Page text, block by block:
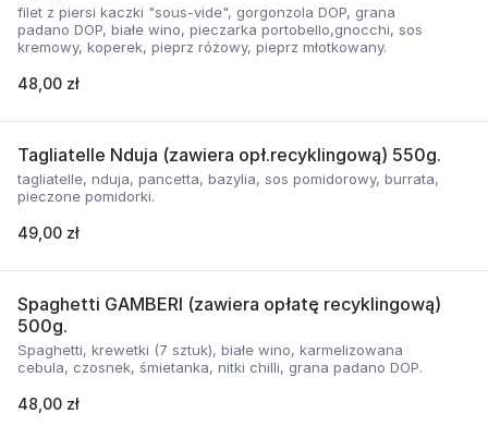
filet z piersi kaczki "sous-vide", gorgonzola DOP, grana
padano DOP, białe wino, pieczarka portobello,gnocchi, sos
kremowy, koperek, pieprz różowy, pieprz młotkowany.
48,00 zł
Tagliatelle Nduja (zawiera opł.recyklingową) 550g.
tagliatelle, nduja, pancetta, bazylia, sos pomidorowy, burrata,
pieczone pomidorki.
49,00 zł
Spaghetti GAMBERI (zawiera opłatę recyklingową)
500g.
Spaghetti, krewetki (7 sztuk), białe wino, karmelizowana
cebula, czosnek, śmietanka, nitki chilli, grana padano DOP.
48,00 zł